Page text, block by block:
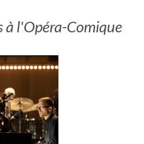
à l'Opéra-Comique